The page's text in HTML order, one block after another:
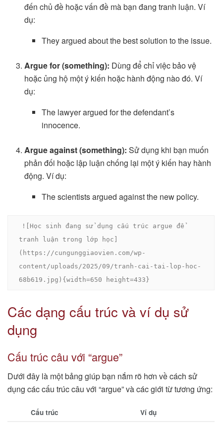
đến chủ đề hoặc vấn đề mà bạn đang tranh luận. Ví
dụ:
They argued about the best solution to the issue.
Argue for (something): Dùng để chỉ việc bảo vệ
hoặc ủng hộ một ý kiến hoặc hành động nào đó. Ví
dụ:
The lawyer argued for the defendant’s
innocence.
Argue against (something): Sử dụng khi bạn muốn
phản đối hoặc lập luận chống lại một ý kiến hay hành
động. Ví dụ:
The scientists argued against the new policy.
![Học sinh đang sử dụng cấu trúc argue để
tranh luận trong lớp học]
(https://cungunggiaovien.com/wp-
content/uploads/2025/09/tranh-cai-tai-lop-hoc-
68b619.jpg){width=650 height=433}
Các dạng cấu trúc và ví dụ sử
dụng
Cấu trúc câu với “argue”
Dưới đây là một bảng giúp bạn nắm rõ hơn về cách sử
dụng các cấu trúc câu với “argue” và các giới từ tương ứng:
Cấu trúc Ví dụ